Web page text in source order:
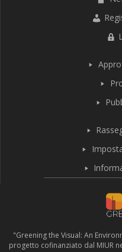
"Greening the Visual: An
progetto cofinanziato dal MIUR